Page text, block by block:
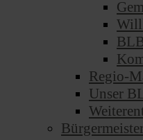
Regio-
Unser